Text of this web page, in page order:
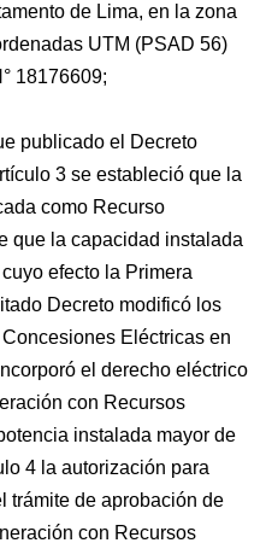
de Lima, en la zona
UTM (PSAD 56)
18176609;
publicado el Decreto
3 se estableció que la
como Recurso
que la capacidad instalada
efecto la Primera
Decreto modificó los
Eléctricas en
el derecho eléctrico
con Recursos
instalada mayor de
4 la autorización para
trámite de aprobación de
con Recursos